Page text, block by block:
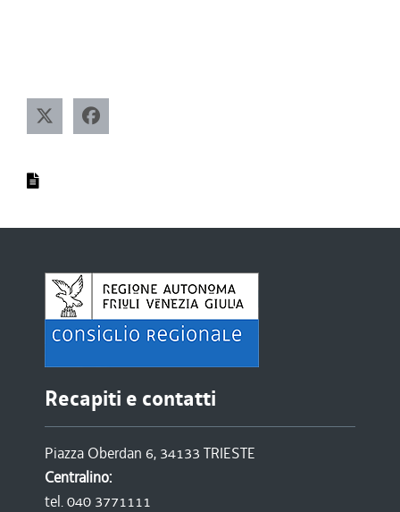
Recapiti e contatti
Piazza Oberdan 6, 34133 TRIESTE
Centralino:
tel. 040 3771111